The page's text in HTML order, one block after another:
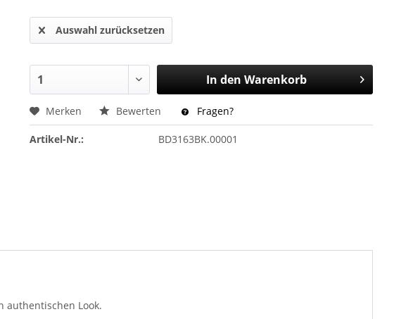
Auswahl zurücksetzen
In den Warenkorb
Merken Bewerten Fragen?
Artikel-Nr.: BD3163BK.00001
authentischen Look.